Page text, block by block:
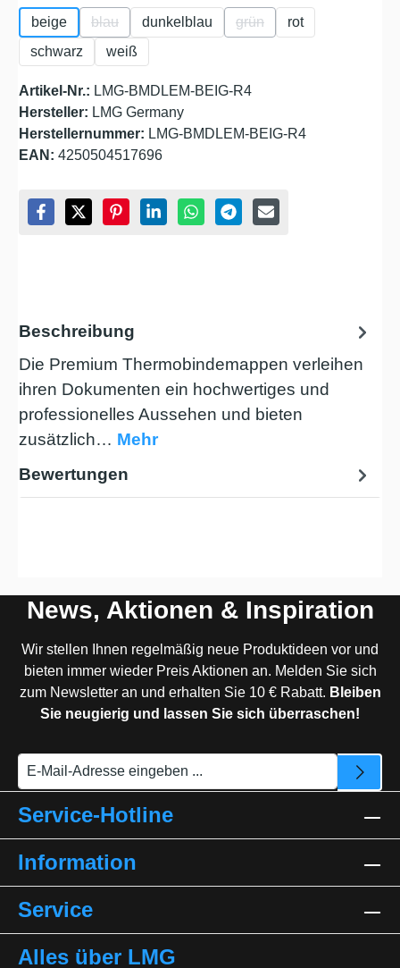
beige blau
(Diese Option ist zurzeit nicht verfügbar.)
dunkelblau grün
(Diese Option ist zurzeit
rot
schwarz
weiß
Artikel-Nr.: LMG-BMDLEM-BEIG-R4
Hersteller: LMG Germany
Herstellernummer: LMG-BMDLEM-BEIG-R4
EAN: 4250504517696
Beschreibung
Die Premium Thermobindemappen verleihen
ihren Dokumenten ein hochwertiges und
professionelles Aussehen und bieten
zusätzlich… Mehr
Bewertungen
News, Aktionen & Inspiration
Wir stellen Ihnen regelmäßig neue Produktideen vor und
bieten immer wieder Preis Aktionen an. Melden Sie sich
zum Newsletter an und erhalten Sie 10 € Rabatt. Bleiben
Sie neugierig und lassen Sie sich überraschen!
Service-Hotline
Information
Service
Alles über LMG